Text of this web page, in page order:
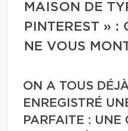
MAISON DE
PINTEREST » :
NE VOUS
ON A TOUS
ENREGISTRÉ
PARFAITE : UNE